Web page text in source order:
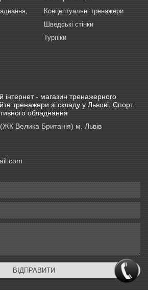
Концептуальні тренажери
Шведські стінки
Турніки
інтернет - магазин тренажерного
тренажери зі складу у Львові. Спорт
обладнання
Велика Британія) м. Львів